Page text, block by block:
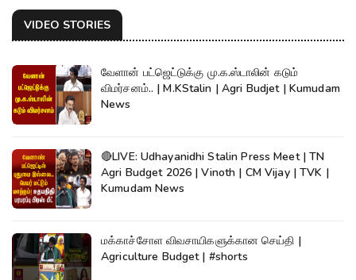
VIDEO STORIES
வேளான் பட்ஜெட்டுக்கு மு.க.ஸ்டாலின் கடும்
விமர்சனம்.. | M.KStalin | Agri Budjet | Kumudam
News
🔴LIVE: Udhayanidhi Stalin Press Meet | TN
Agri Budget 2026 | Vinoth | CM Vijay | TVK |
Kumudam News
மக்காச்சோள விவசாயிகளுக்கான செய்தி |
Agriculture Budget | #shorts